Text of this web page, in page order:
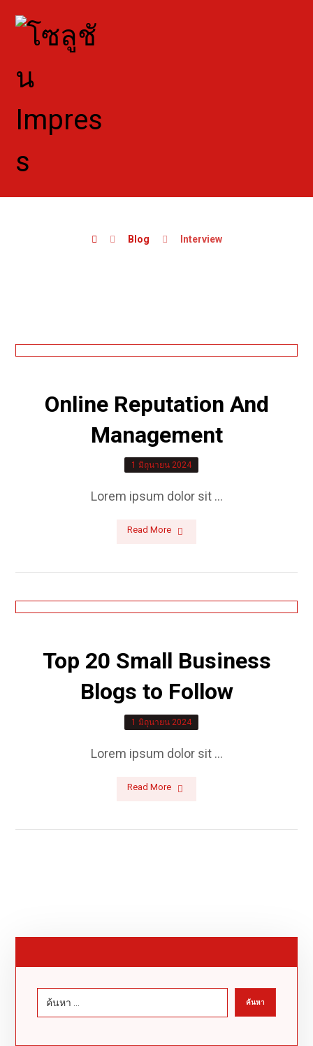
Blog Interview
Online Reputation And
Management
1 มิถุนายน 2024
Lorem ipsum dolor sit ...
Read More
Top 20 Small Business
Blogs to Follow
1 มิถุนายน 2024
Lorem ipsum dolor sit ...
Read More